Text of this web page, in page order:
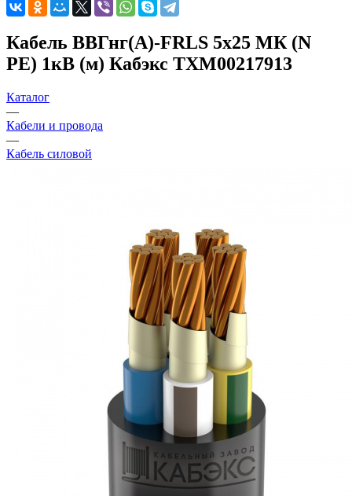
Кабель ВВГнг(А)-FRLS 5х25 МК (N
PE) 1кВ (м) Кабэкс ТХМ00217913
Каталог
—
Кабели и провода
—
Кабель силовой